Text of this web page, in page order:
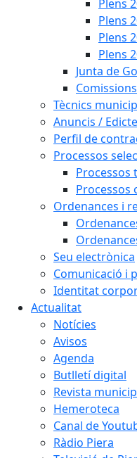
Plens
Plens
Plens
Plens
Junta de
Tècnics
Anuncis /
Perfil de
Processos
Processos
Processos
Ordenances i
Seu electrònica
Comunicació i
Identitat
Actualitat
Notícies
Avisos
Agenda
Butlletí digital
Revista
Hemeroteca
Canal de
Ràdio Piera